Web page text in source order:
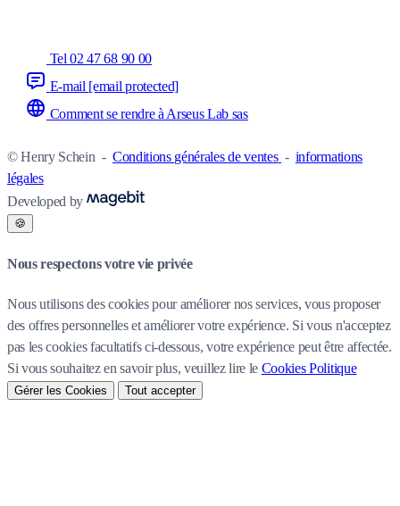
Tel 02 47 68 90 00
E-mail [email protected]
Comment se rendre à Arseus Lab sas
© Henry Schein - Conditions générales de ventes - informations
légales
Developed by
🍪
Nous respectons votre vie privée
Nous utilisons des cookies pour améliorer nos services, vous proposer
des offres personnelles et améliorer votre expérience. Si vous n'acceptez
pas les cookies facultatifs ci-dessous, votre expérience peut être affectée.
Si vous souhaitez en savoir plus, veuillez lire le Cookies Politique
Gérer les Cookies Tout accepter